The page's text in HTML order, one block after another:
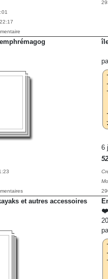
6
et autres accessoires
❤️